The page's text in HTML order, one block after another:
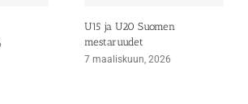
U15 ja U20 Suomen
mestaruudet
7 maaliskuun, 2026